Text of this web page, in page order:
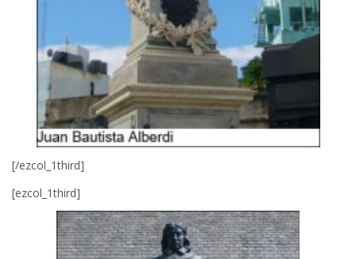
[/ezcol_1third]
[ezcol_1third]